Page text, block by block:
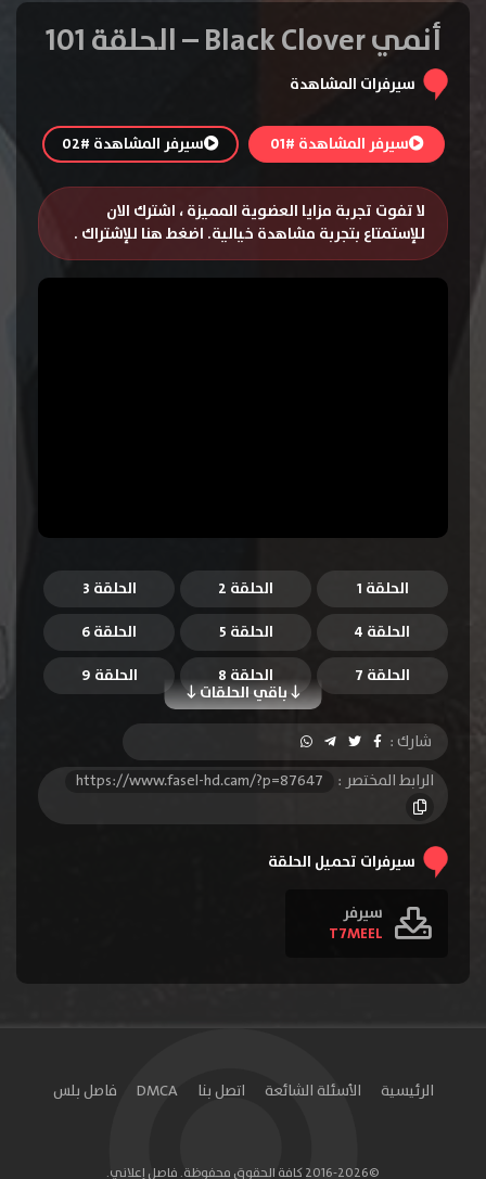
أنمي Black Clover – الحلقة 101
سيرفرات المشاهدة
سيرفر المشاهدة #01 سيرفر المشاهدة #02
لا تفوت تجربة مزايا العضوية المميزة ، اشترك الان
للإستمتاع بتجربة مشاهدة خيالية. اضغط هنا للإشتراك .
الحلقة 1 الحلقة 2
الحلقة 3
الحلقة 4
الحلقة 5 الحلقة 6
باقي الحلقات
الحلقة 7 الحلقة 8
الحلقة 9
الحلقة 10
الحلقة 11
الحلقة 12
الحلقة 13
الحلقة 14
الحلقة 15
الحلقة 25
الحلقة 29
شارك :
الرابط المختصر :
https://www.fasel-hd.cam/?p=87647
سيرفرات تحميل الحلقة
سيرفر
T7MEEL
الرئيسية الأسئلة الشائعة اتصل بنا DMCA فاصل بلس
©2016-2026 كافة الحقوق محفوظة. فاصل إعلاني.